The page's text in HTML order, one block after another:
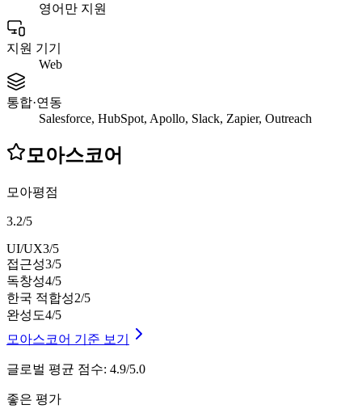
영어만 지원
지원 기기
Web
통합·연동
Salesforce, HubSpot, Apollo, Slack, Zapier, Outreach
모아스코어
모아평점
3.2/5
UI/UX3/5
접근성3/5
독창성4/5
한국 적합성2/5
완성도4/5
모아스코어 기준 보기
글로벌 평균 점수: 4.9/5.0
좋은 평가